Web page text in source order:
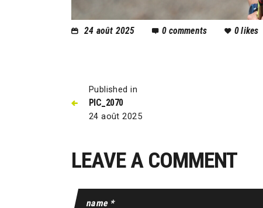
24 août 2025 0 comments 0likes
Published in
PIC_2070
24 août 2025
LEAVE A COMMENT